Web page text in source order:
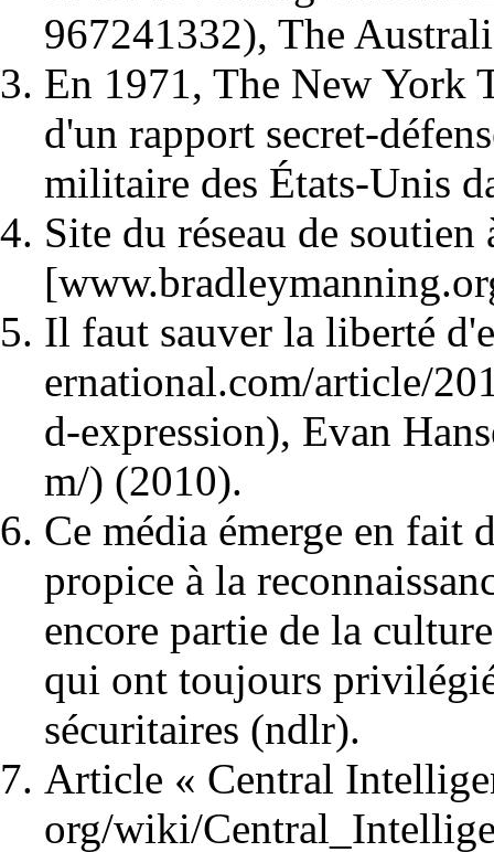
, The
En 1971, The New York
d'un rapport secret-
militaire des États-Unis
Site du réseau de
Il faut sauver la liberté
, Evan
(2010).
Ce média émerge en fait
propice à la
encore partie de la
qui ont toujours
sécuritaires (ndlr).
Article « Central